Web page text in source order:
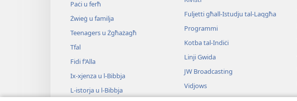
Paċi u ferħ
Żwieġ u familja
Teenagers u Żgħażagħ
Tfal
Fidi f’Alla
Ix-​xjenza u l-​Bibbja
L-​istorja u l-​Bibbja
Fuljetti għall-Istudju tal-Laqgħa
Programmi
Kotba tal-Indiċi
Linji Gwida
JW Broadcasting
Vidjows